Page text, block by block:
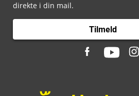
direkte i din mail.
Tilmeld